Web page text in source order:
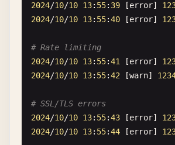
2024/10/10 13: 55: 39 [error]
2024/10/10 13: 55:40 [error]
# Rate limiting
2024/10/10 13: 55:41 [error]
2024/10/10 13: 55:42 [warn]
# SSL/TLS errors
2024/10/10 13: 55:43 [error]
2024/10/10 13: 55:44 [error]